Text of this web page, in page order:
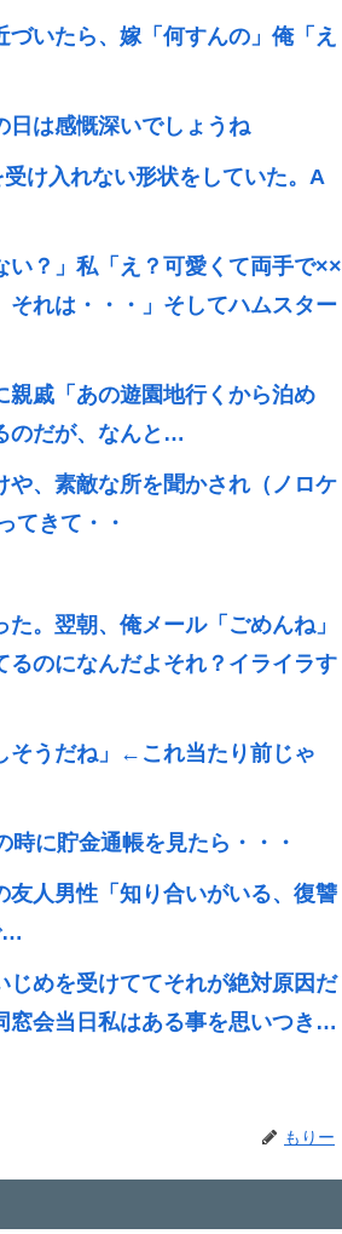
いたら、嫁「何すんの」俺「え
日は感慨深いでしょうね
け入れない形状をしていた。A
い？」私「え？可愛くて両手で××
それは・・・」そしてハムスター
親戚「あの遊園地行くから泊め
のだが、なんと…
や、素敵な所を聞かされ（ノロケ
てきて・・
。翌朝、俺メール「ごめんね」
のになんだよそれ？イライラす
そうだね」←これ当たり前じゃ
時に貯金通帳を見たら・・・
人男性「知り合いがいる、復讐
…
めを受けててそれが絶対原因だ
窓会当日私はある事を思いつき…
もりー